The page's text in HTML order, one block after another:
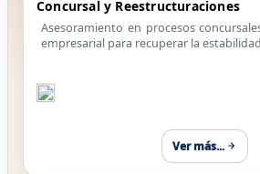
Concursal y Reestructuraciones
Asesoramiento en procesos
empresarial para recuperar la
Ver más...